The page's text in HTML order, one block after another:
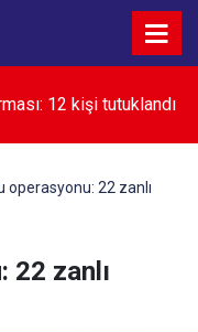
12 kişi tutuklandı
operasyonu: 22 zanlı
22 zanlı